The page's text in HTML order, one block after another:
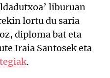
liburuan
lortu du saria
diploma bat eta
Iraia Santosek eta
.